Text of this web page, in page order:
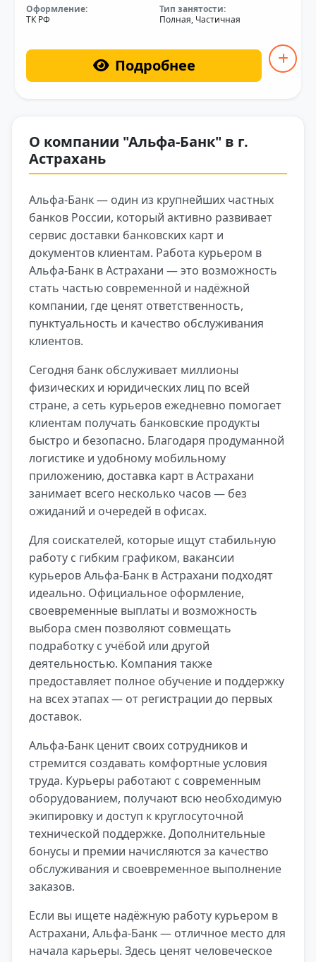
Оформление:
ТК РФ
Тип занятости:
Полная, Частичная
Подробнее
О компании "Альфа-Банк" в г.
Астрахань
Альфа-Банк — один из крупнейших частных
банков России, который активно развивает
сервис доставки банковских карт и
документов клиентам. Работа курьером в
Альфа-Банк в Астрахани — это возможность
стать частью современной и надёжной
компании, где ценят ответственность,
пунктуальность и качество обслуживания
клиентов.
Сегодня банк обслуживает миллионы
физических и юридических лиц по всей
стране, а сеть курьеров ежедневно помогает
клиентам получать банковские продукты
быстро и безопасно. Благодаря продуманной
логистике и удобному мобильному
приложению, доставка карт в Астрахани
занимает всего несколько часов — без
ожиданий и очередей в офисах.
Для соискателей, которые ищут стабильную
работу с гибким графиком, вакансии
курьеров Альфа-Банк в Астрахани подходят
идеально. Официальное оформление,
своевременные выплаты и возможность
выбора смен позволяют совмещать
подработку с учёбой или другой
деятельностью. Компания также
предоставляет полное обучение и поддержку
на всех этапах — от регистрации до первых
доставок.
Альфа-Банк ценит своих сотрудников и
стремится создавать комфортные условия
труда. Курьеры работают с современным
оборудованием, получают всю необходимую
экипировку и доступ к круглосуточной
технической поддержке. Дополнительные
бонусы и премии начисляются за качество
обслуживания и своевременное выполнение
заказов.
Если вы ищете надёжную работу курьером в
Астрахани, Альфа-Банк — отличное место для
начала карьеры. Здесь ценят человеческое